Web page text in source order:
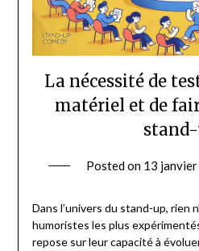
La nécessité de
matériel et de
Posted on 13
Dans l’univers du stand-up, rien
humoristes les plus
repose sur leur capacité à